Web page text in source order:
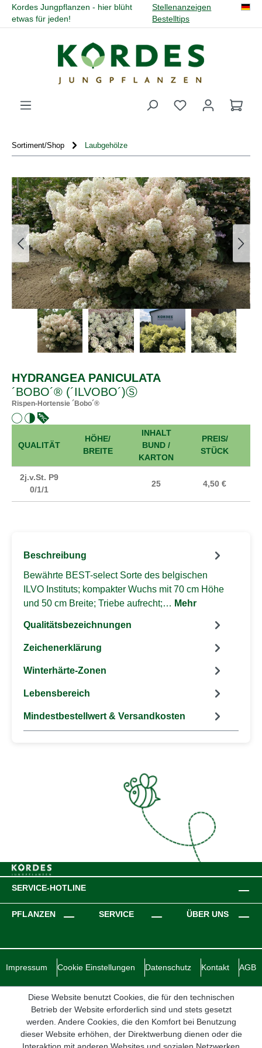
springen
Kordes Jungpflanzen - hier blüht
etwas für jeden!
Stellenanzeigen
Bestelltips
Du hast 0
Sortiment/Shop Laubgehölze
Bildergalerie überspringen
HYDRANGEA PANICULATA
´BOBO´® (´ILVOBO´)Ⓢ
Rispen-Hortensie ´Bobo´®
QUALITÄT
HÖHE/
BREITE
INHALT
BUND /
KARTON
PREIS/
STÜCK
2j.v.St. P9
0/1/1
25 4,50 €
Beschreibung
Bewährte BEST-select Sorte des belgischen
ILVO Instituts; kompakter Wuchs mit 70 cm Höhe
und 50 cm Breite; Triebe aufrecht;… Mehr
Qualitätsbezeichnungen
Zeichenerklärung
Winterhärte-Zonen
Lebensbereich
Mindestbestellwert & Versandkosten
SERVICE-HOTLINE
PFLANZEN SERVICE ÜBER UNS
Impressum Cookie Einstellungen Datenschutz Kontakt AGB
Diese Website benutzt Cookies, die für den technischen
Betrieb der Website erforderlich sind und stets gesetzt
werden. Andere Cookies, die den Komfort bei Benutzung
dieser Website erhöhen, der Direktwerbung dienen oder die